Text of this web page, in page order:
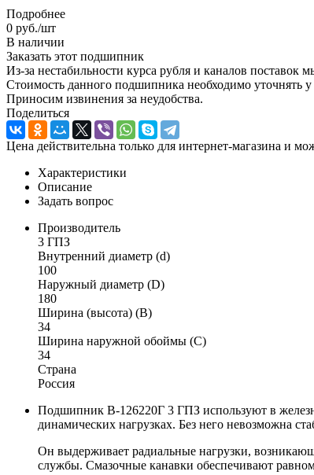
Подробнее
0 руб./шт
В наличии
Заказать этот подшипник
Из-за нестабильности курса рубля и каналов
Стоимость данного подшипника необходимо уточнять
Приносим извинения за неудобства.
Поделиться
Цена действительна только для интернет-магазина и
Характеристики
Описание
Задать вопрос
Производитель
3 ГПЗ
Внутренний диаметр (d)
100
Наружный диаметр (D)
180
Ширина (высота) (B)
34
Ширина наружной обоймы (C)
34
Страна
Россия
Подшипник В-126220Г 3 ГПЗ используют в
динамических нагрузках. Без него невозможна
Он выдерживает радиальные нагрузки,
службы. Смазочные канавки обеспечивают